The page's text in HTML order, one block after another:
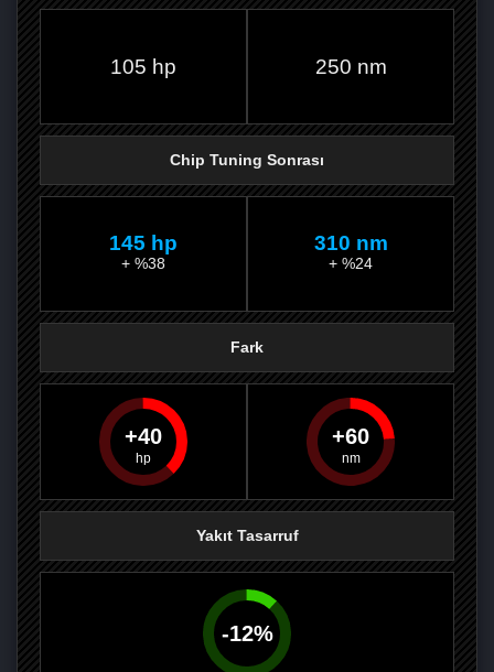
PAYLAŞPAYLAŞPLUS'TA
105 hp 250 nm
Chip Tuning Sonrası
145 hp
+ %38
310 nm
+ %24
Fark
40 60
Yakıt Tasarruf
-12%